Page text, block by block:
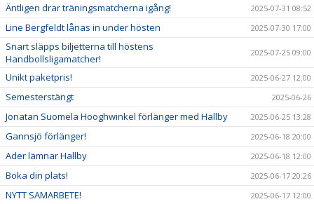
Äntligen drar träningsmatcherna igång! 2025-07-31 08:52
Line Bergfeldt lånas in under hösten 2025-07-30 17:00
Snart släpps biljetterna till höstens
Handbollsligamatcher!
2025-07-25 09:00
Unikt paketpris! 2025-06-27 12:00
Semesterstängt 2025-06-26
Jonatan Suomela Hooghwinkel förlänger med Hallby 2025-06-25 13:28
Gannsjö förlänger! 2025-06-18 20:00
Ader lämnar Hallby 2025-06-18 12:00
Boka din plats! 2025-06-17 20:26
NYTT SAMARBETE! 2025-06-17 12:00